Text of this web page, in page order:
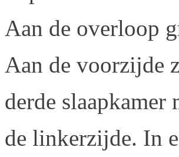
Aan de overloop
Aan de voorzijde
derde slaapkamer
de linkerzijde. In